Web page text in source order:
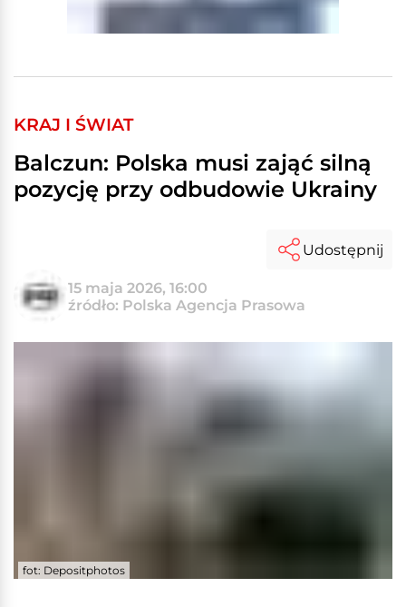
KRAJ I ŚWIAT
Balczun: Polska musi zająć silną
pozycję przy odbudowie Ukrainy
15 maja 2026, 16:00
źródło: Polska Agencja Prasowa
Udostępnij
fot: Depositphotos